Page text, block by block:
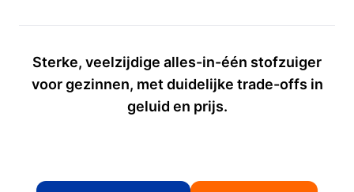
Sterke, veelzijdige alles-in-één stofzuiger
voor gezinnen, met duidelijke trade-offs in
geluid en prijs.